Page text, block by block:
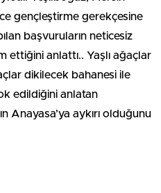
gençleştirme gerekçesine
başvuruların neticesiz
ettiğini anlattı.. Yaşlı ağaçlar
dikilecek bahanesi ile
edildiğini anlatan
Anayasa’ya aykırı olduğunu